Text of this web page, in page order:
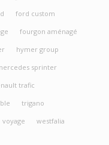
ford custom
fourgon aménagé
hymer group
sprinter
trafic
trigano
voyage westfalia